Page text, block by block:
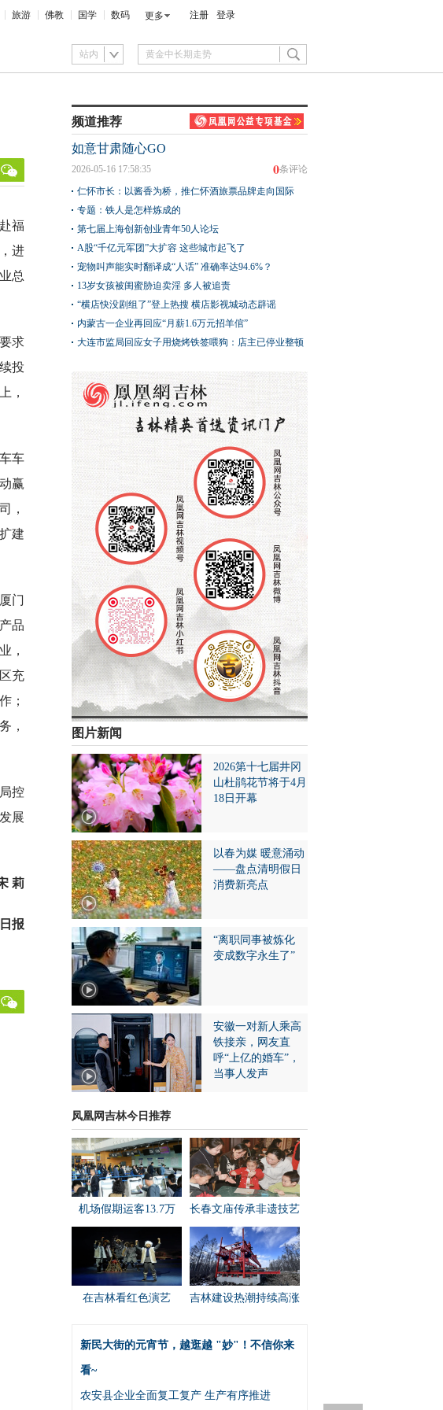
旅游 佛教 国学 数码 更多 注册 登录
站内
福
进
总
求
投
，
车
赢
，
建
门
品
，
充
；
，
控
展
莉
报
频道推荐
如意甘肃随心GO
0条评论
2026-05-16 17:58:35
仁怀市长：以酱香为桥，推仁怀酒旅票品牌走向国际
专题：铁人是怎样炼成的
第七届上海创新创业青年50人论坛
A股“千亿元军团”大扩容 这些城市起飞了
宠物叫声能实时翻译成“人话” 准确率达94.6%？
13岁女孩被闺蜜胁迫卖淫 多人被追责
“横店快没剧组了”登上热搜 横店影视城动态辟谣
内蒙古一企业再回应“月薪1.6万元招羊倌”
大连市监局回应女子用烧烤铁签喂狗：店主已停业整顿
图片新闻
2026第十七届井冈
山杜鹃花节将于4月
18日开幕
以春为媒 暖意涌动
——盘点清明假日
消费新亮点
“离职同事被炼化
变成数字永生了”
安徽一对新人乘高
铁接亲，网友直
呼“上亿的婚车”，
当事人发声
凤凰网吉林今日推荐
机场假期运客13.7万 长春文庙传承非遗技艺
在吉林看红色演艺 吉林建设热潮持续高涨
新民大街的元宵节，越逛越 "妙"！不信你来
看~
农安县企业全面复工复产 生产有序推进